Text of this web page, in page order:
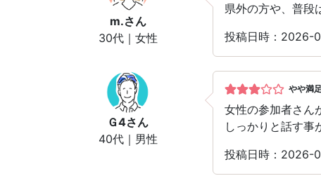
m.さん
30代｜女性
県外の方や、普段
投稿日時：2026-
Ｇ4さん
40代｜男性
やや満足
女性の参加者さん
しっかりと話す事
投稿日時：2026-